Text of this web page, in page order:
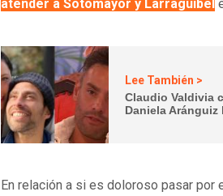
atender a Sotomayor y Larraguibel
Lee También >
Claudio Valdivia
Daniela
En relación a si es doloroso pasar por